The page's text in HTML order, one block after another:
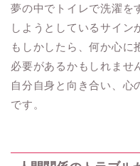
夢の中でトイレで洗濯を
しようとしているサイン
もしかしたら、何か心に
必要があるかもしれませ
自分自身と向き合い、心
です。